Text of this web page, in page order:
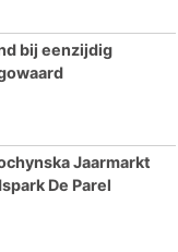
bij eenzijdig
Jaarmarkt
De Parel